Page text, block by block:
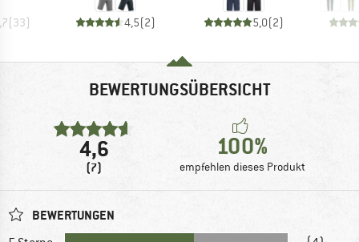
(33) 4,5(2) 5,0(2)
BEWERTUNGSÜBERSICHT
4,6
(7)
100%
empfehlen dieses Produkt
BEWERTUNGEN